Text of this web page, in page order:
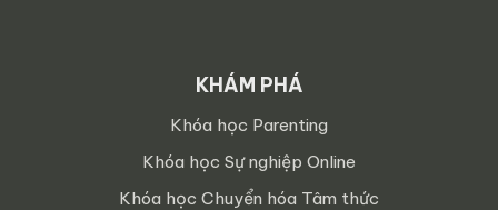
KHÁM PHÁ
Khóa học Parenting
Khóa học Sự nghiệp Online
Khóa học Chuyển hóa Tâm thức